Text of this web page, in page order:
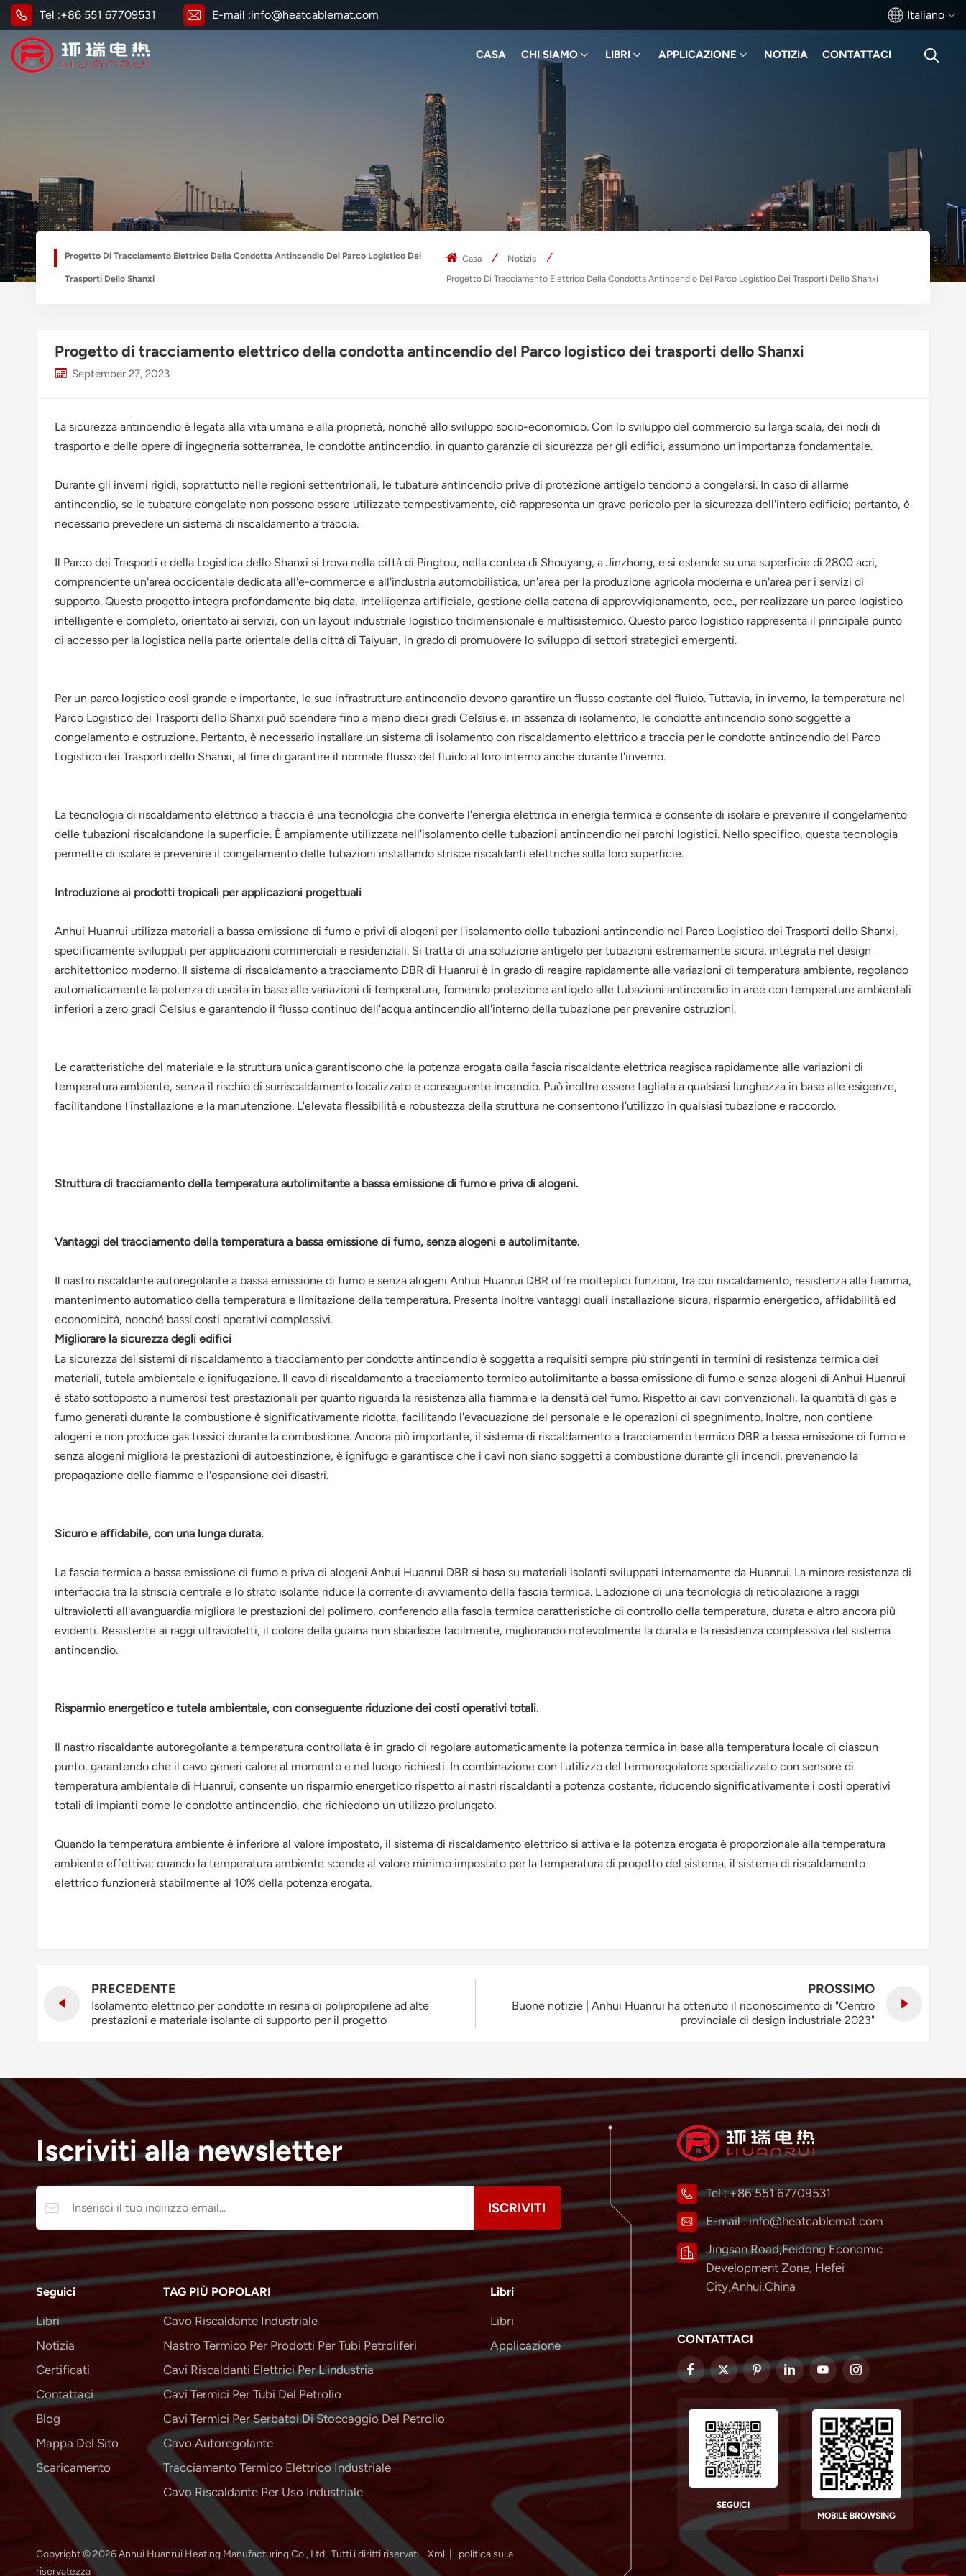
Tel :+86 551 67709531 E-mail :info@heatcablemat.com Italiano
русский
italiano
português
CASA CHI SIAMO LIBRI APPLICAZIONE NOTIZIA CONTATTACI
Progetto Di Tracciamento Elettrico Della Condotta Antincendio Del Parco Logistico Dei
Trasporti Dello Shanxi
Casa
Notizia
Progetto Di Tracciamento Elettrico Della Condotta Antincendio Del Parco Logistico Dei Trasporti Dello Shanxi
Progetto di tracciamento elettrico della condotta antincendio del Parco logistico dei trasporti dello Shanxi
September 27, 2023
La sicurezza antincendio è legata alla vita umana e alla proprietà, nonché allo sviluppo socio-economico. Con lo sviluppo del commercio su larga scala, dei nodi di
trasporto e delle opere di ingegneria sotterranea, le condotte antincendio, in quanto garanzie di sicurezza per gli edifici, assumono un'importanza fondamentale.
Durante gli inverni rigidi, soprattutto nelle regioni settentrionali, le tubature antincendio prive di protezione antigelo tendono a congelarsi. In caso di allarme
antincendio, se le tubature congelate non possono essere utilizzate tempestivamente, ciò rappresenta un grave pericolo per la sicurezza dell'intero edificio; pertanto, è
necessario prevedere un sistema di riscaldamento a traccia.
Il Parco dei Trasporti e della Logistica dello Shanxi si trova nella città di Pingtou, nella contea di Shouyang, a Jinzhong, e si estende su una superficie di 2800 acri,
comprendente un'area occidentale dedicata all'e-commerce e all'industria automobilistica, un'area per la produzione agricola moderna e un'area per i servizi di
supporto. Questo progetto integra profondamente big data, intelligenza artificiale, gestione della catena di approvvigionamento, ecc., per realizzare un parco logistico
intelligente e completo, orientato ai servizi, con un layout industriale logistico tridimensionale e multisistemico. Questo parco logistico rappresenta il principale punto
di accesso per la logistica nella parte orientale della città di Taiyuan, in grado di promuovere lo sviluppo di settori strategici emergenti.
Per un parco logistico così grande e importante, le sue infrastrutture antincendio devono garantire un flusso costante del fluido. Tuttavia, in inverno, la temperatura nel
Parco Logistico dei Trasporti dello Shanxi può scendere fino a meno dieci gradi Celsius e, in assenza di isolamento, le condotte antincendio sono soggette a
congelamento e ostruzione. Pertanto, è necessario installare un sistema di isolamento con riscaldamento elettrico a traccia per le condotte antincendio del Parco
Logistico dei Trasporti dello Shanxi, al fine di garantire il normale flusso del fluido al loro interno anche durante l'inverno.
La tecnologia di riscaldamento elettrico a traccia è una tecnologia che converte l'energia elettrica in energia termica e consente di isolare e prevenire il congelamento
delle tubazioni riscaldandone la superficie. È ampiamente utilizzata nell'isolamento delle tubazioni antincendio nei parchi logistici. Nello specifico, questa tecnologia
permette di isolare e prevenire il congelamento delle tubazioni installando strisce riscaldanti elettriche sulla loro superficie.
Introduzione ai prodotti tropicali per applicazioni progettuali
Anhui Huanrui utilizza materiali a bassa emissione di fumo e privi di alogeni per l'isolamento delle tubazioni antincendio nel Parco Logistico dei Trasporti dello Shanxi,
specificamente sviluppati per applicazioni commerciali e residenziali. Si tratta di una soluzione antigelo per tubazioni estremamente sicura, integrata nel design
architettonico moderno. Il sistema di riscaldamento a tracciamento DBR di Huanrui è in grado di reagire rapidamente alle variazioni di temperatura ambiente, regolando
automaticamente la potenza di uscita in base alle variazioni di temperatura, fornendo protezione antigelo alle tubazioni antincendio in aree con temperature ambientali
inferiori a zero gradi Celsius e garantendo il flusso continuo dell'acqua antincendio all'interno della tubazione per prevenire ostruzioni.
Le caratteristiche del materiale e la struttura unica garantiscono che la potenza erogata dalla fascia riscaldante elettrica reagisca rapidamente alle variazioni di
temperatura ambiente, senza il rischio di surriscaldamento localizzato e conseguente incendio. Può inoltre essere tagliata a qualsiasi lunghezza in base alle esigenze,
facilitandone l'installazione e la manutenzione. L'elevata flessibilità e robustezza della struttura ne consentono l'utilizzo in qualsiasi tubazione e raccordo.
Struttura di tracciamento della temperatura autolimitante a bassa emissione di fumo e priva di alogeni.
Vantaggi del tracciamento della temperatura a bassa emissione di fumo, senza alogeni e autolimitante.
Il nastro riscaldante autoregolante a bassa emissione di fumo e senza alogeni Anhui Huanrui DBR offre molteplici funzioni, tra cui riscaldamento, resistenza alla fiamma,
mantenimento automatico della temperatura e limitazione della temperatura. Presenta inoltre vantaggi quali installazione sicura, risparmio energetico, affidabilità ed
economicità, nonché bassi costi operativi complessivi.
Migliorare la sicurezza degli edifici
La sicurezza dei sistemi di riscaldamento a tracciamento per condotte antincendio è soggetta a requisiti sempre più stringenti in termini di resistenza termica dei
materiali, tutela ambientale e ignifugazione. Il cavo di riscaldamento a tracciamento termico autolimitante a bassa emissione di fumo e senza alogeni di Anhui Huanrui
è stato sottoposto a numerosi test prestazionali per quanto riguarda la resistenza alla fiamma e la densità del fumo. Rispetto ai cavi convenzionali, la quantità di gas e
fumo generati durante la combustione è significativamente ridotta, facilitando l'evacuazione del personale e le operazioni di spegnimento. Inoltre, non contiene
alogeni e non produce gas tossici durante la combustione. Ancora più importante, il sistema di riscaldamento a tracciamento termico DBR a bassa emissione di fumo e
senza alogeni migliora le prestazioni di autoestinzione, è ignifugo e garantisce che i cavi non siano soggetti a combustione durante gli incendi, prevenendo la
propagazione delle fiamme e l'espansione dei disastri.
Sicuro e affidabile, con una lunga durata.
La fascia termica a bassa emissione di fumo e priva di alogeni Anhui Huanrui DBR si basa su materiali isolanti sviluppati internamente da Huanrui. La minore resistenza di
interfaccia tra la striscia centrale e lo strato isolante riduce la corrente di avviamento della fascia termica. L'adozione di una tecnologia di reticolazione a raggi
ultravioletti all'avanguardia migliora le prestazioni del polimero, conferendo alla fascia termica caratteristiche di controllo della temperatura, durata e altro ancora più
evidenti. Resistente ai raggi ultravioletti, il colore della guaina non sbiadisce facilmente, migliorando notevolmente la durata e la resistenza complessiva del sistema
antincendio.
Risparmio energetico e tutela ambientale, con conseguente riduzione dei costi operativi totali.
Il nastro riscaldante autoregolante a temperatura controllata è in grado di regolare automaticamente la potenza termica in base alla temperatura locale di ciascun
punto, garantendo che il cavo generi calore al momento e nel luogo richiesti. In combinazione con l'utilizzo del termoregolatore specializzato con sensore di
temperatura ambientale di Huanrui, consente un risparmio energetico rispetto ai nastri riscaldanti a potenza costante, riducendo significativamente i costi operativi
totali di impianti come le condotte antincendio, che richiedono un utilizzo prolungato.
Quando la temperatura ambiente è inferiore al valore impostato, il sistema di riscaldamento elettrico si attiva e la potenza erogata è proporzionale alla temperatura
ambiente effettiva; quando la temperatura ambiente scende al valore minimo impostato per la temperatura di progetto del sistema, il sistema di riscaldamento
elettrico funzionerà stabilmente al 10% della potenza erogata.
PRECEDENTE
Isolamento elettrico per condotte in resina di polipropilene ad alte
prestazioni e materiale isolante di supporto per il progetto
PROSSIMO
Buone notizie | Anhui Huanrui ha ottenuto il riconoscimento di "Centro
provinciale di design industriale 2023"
Iscriviti alla newsletter
Seguici
Libri
Notizia
Certificati
Contattaci
Blog
Mappa Del Sito
Scaricamento
TAG PIÙ POPOLARI
Cavo Riscaldante Industriale
Nastro Termico Per Prodotti Per Tubi Petroliferi
Cavi Riscaldanti Elettrici Per L'industria
Cavi Termici Per Tubi Del Petrolio
Cavi Termici Per Serbatoi Di Stoccaggio Del Petrolio
Cavo Autoregolante
Tracciamento Termico Elettrico Industriale
Cavo Riscaldante Per Uso Industriale
Libri
Libri
Applicazione
Copyright © 2026 Anhui Huanrui Heating Manufacturing Co., Ltd.. Tutti i diritti riservati. Xml
politica sulla
riservatezza
Tel :+86 551 67709531
E-mail :info@heatcablemat.com
Jingsan Road,Feidong Economic
Development Zone, Hefei
City,Anhui,China
CONTATTACI
SEGUICI
MOBILE BROWSING